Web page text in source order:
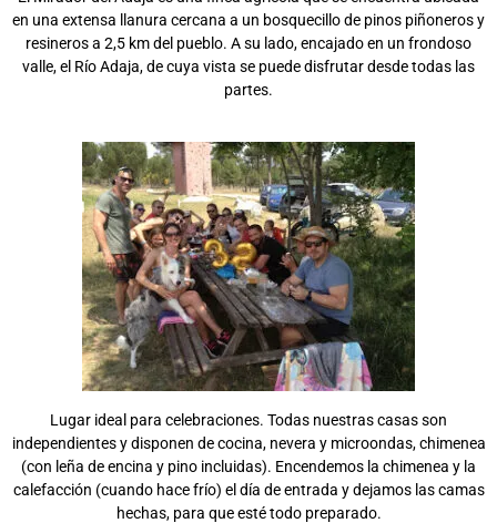
en una extensa llanura cercana a un bosquecillo de pinos piñoneros y
resineros a 2,5 km del pueblo. A su lado, encajado en un frondoso
valle, el Río Adaja, de cuya vista se puede disfrutar desde todas las
partes.
Lugar ideal para celebraciones. Todas nuestras casas son
independientes y disponen de cocina, nevera y microondas, chimenea
(con leña de encina y pino incluidas). Encendemos la chimenea y la
calefacción (cuando hace frío) el día de entrada y dejamos las camas
hechas, para que esté todo preparado.